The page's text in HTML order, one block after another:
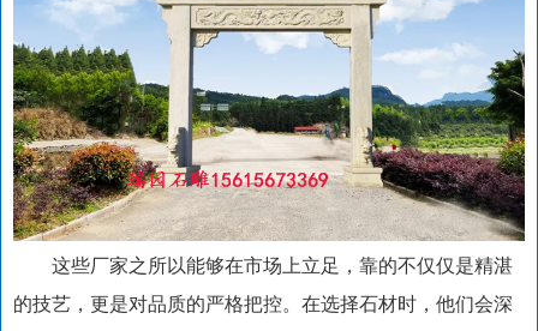
这些厂家之所以能够在市场上立足，靠的不仅仅是精湛
的技艺，更是对品质的严格把控。在选择石材时，他们会深